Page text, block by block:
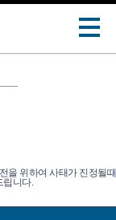
을 위하여 사태가 진정될때
립니다.